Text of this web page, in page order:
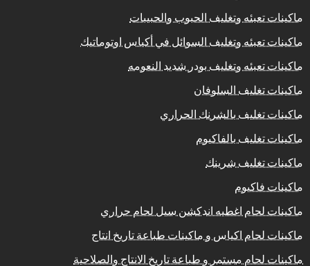
ماكينات تعبئه وتغليف الحبوب والحبيبات
ماكينات تعبئه وتغليف السوائل في أكياس اوتوماتيك
ماكينات تعبئه وتغليف بودر شديد النعومه
ماكينات تغليف السلوفان
ماكينات تغليف بالشرنك الحراري
ماكينات تغليف بالفاكيوم
ماكينات تغليف شرينك
ماكينات فاكيوم
ماكينات لحام اغطيه اندكشن سيل لحام حراري
ماكينات لحام اكياس و ماكينات طباعة تاريخ انتاج
ماكينات لحام مستمر و طباعة تاريخ الانتاج والصلاحية